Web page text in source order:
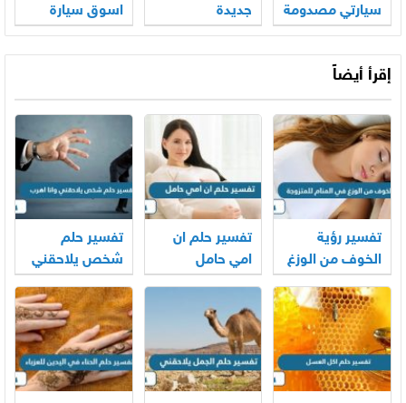
سيارتي مصدومة
في المنام
جديدة
اسوق سيارة
إقرأ أيضاً
تفسير رؤية
الخوف من الوزغ
في المنام
للمتزوجة
تفسير حلم ان
امي حامل
تفسير حلم
شخص يلاحقني
وانا اهرب